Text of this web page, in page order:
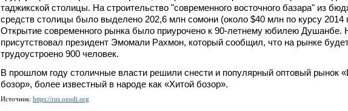
таджикской столицы. На строительство "современного восточного базара" из
средств столицы было выделено 202,6 млн сомони (около $40 млн по курсу 2014
Открытие современного рынка было приурочено к 90-летнему юбилею Душанбе.
присутствовал президент Эмомали Рахмон, который сообщил, что на рынке
трудоустроено 900 человек.
В прошлом году столичные власти решили снести и популярный оптовый рынок
бозор», более известный в народе как «Хитой бозор».
Источник: https://rus.ozodi.org